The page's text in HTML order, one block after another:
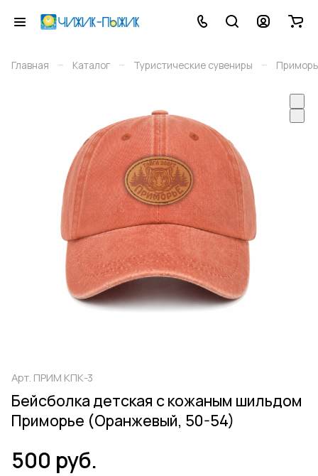
Главная – Каталог – Туристические сувениры –
Арт. ПРИМ КПК-3
Бейсболка детская с кожаным шильдом
Приморье (Оранжевый, 50-54)
500 руб.